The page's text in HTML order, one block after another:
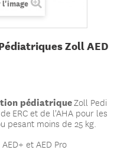
Zoll AED
pédiatriqueZoll Pedi
ERC et de l'AHA pour les
pesant moins de 25 kg.
et AED Pro